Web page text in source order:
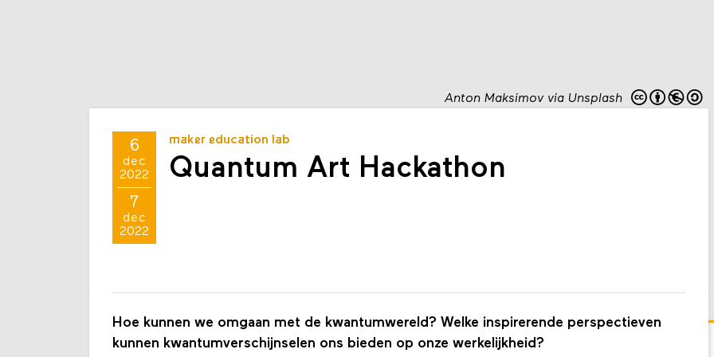
Anton Maksimov via Unsplash
6
dec
2022
7
dec
2022
maker education lab
Quantum Art Hackathon
Hoe kunnen we omgaan met de kwantumwereld? Welke inspirerende perspectieven
kunnen kwantumverschijnselen ons bieden op onze werkelijkheid?